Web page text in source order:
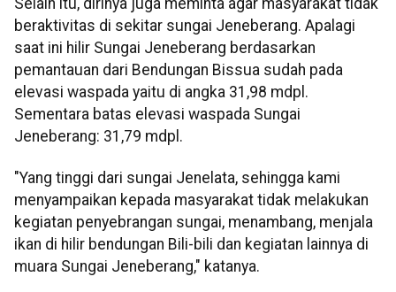
Selain itu, dirinya juga meminta agar masyarakat tidak
beraktivitas di sekitar sungai Jeneberang. Apalagi
saat ini hilir Sungai Jeneberang berdasarkan
pemantauan dari Bendungan Bissua sudah pada
elevasi waspada yaitu di angka 31,98 mdpl.
Sementara batas elevasi waspada Sungai
Jeneberang: 31,79 mdpl.
"Yang tinggi dari sungai Jenelata, sehingga kami
menyampaikan kepada masyarakat tidak melakukan
kegiatan penyebrangan sungai, menambang, menjala
ikan di hilir bendungan Bili-bili dan kegiatan lainnya di
muara Sungai Jeneberang," katanya.